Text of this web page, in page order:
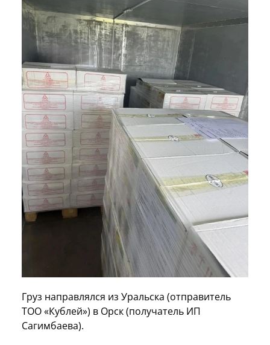
Груз направлялся из Уральска (отправитель
ТОО «Кублей») в Орск (получатель ИП
Сагимбаева).